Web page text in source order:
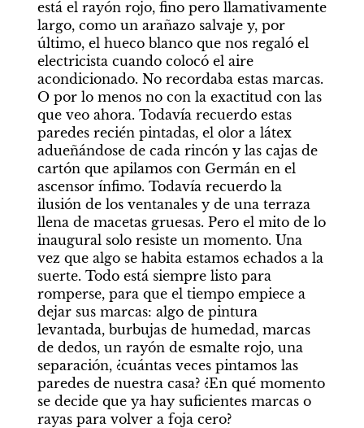
está el rayón rojo, fino pero llamativamente
largo, como un arañazo salvaje y, por
último, el hueco blanco que nos regaló el
electricista cuando colocó el aire
acondicionado. No recordaba estas marcas.
O por lo menos no con la exactitud con las
que veo ahora. Todavía recuerdo estas
paredes recién pintadas, el olor a látex
adueñándose de cada rincón y las cajas de
cartón que apilamos con Germán en el
ascensor ínfimo. Todavía recuerdo la
ilusión de los ventanales y de una terraza
llena de macetas gruesas. Pero el mito de lo
inaugural solo resiste un momento. Una
vez que algo se habita estamos echados a la
suerte. Todo está siempre listo para
romperse, para que el tiempo empiece a
dejar sus marcas: algo de pintura
levantada, burbujas de humedad, marcas
de dedos, un rayón de esmalte rojo, una
separación, ¿cuántas veces pintamos las
paredes de nuestra casa? ¿En qué momento
se decide que ya hay suficientes marcas o
rayas para volver a foja cero?